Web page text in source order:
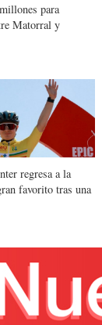
para
Matorral y
regresa a la
favorito tras una